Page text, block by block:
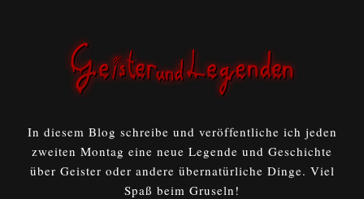
In diesem Blog schreibe und veröffentliche ich jeden
zweiten Montag eine neue Legende und Geschichte
über Geister oder andere übernatürliche Dinge. Viel
Spaß beim Gruseln!